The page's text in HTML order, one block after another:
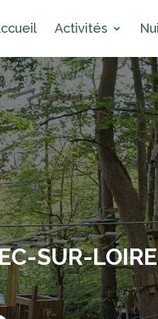
Activités
SUR-LOIRE